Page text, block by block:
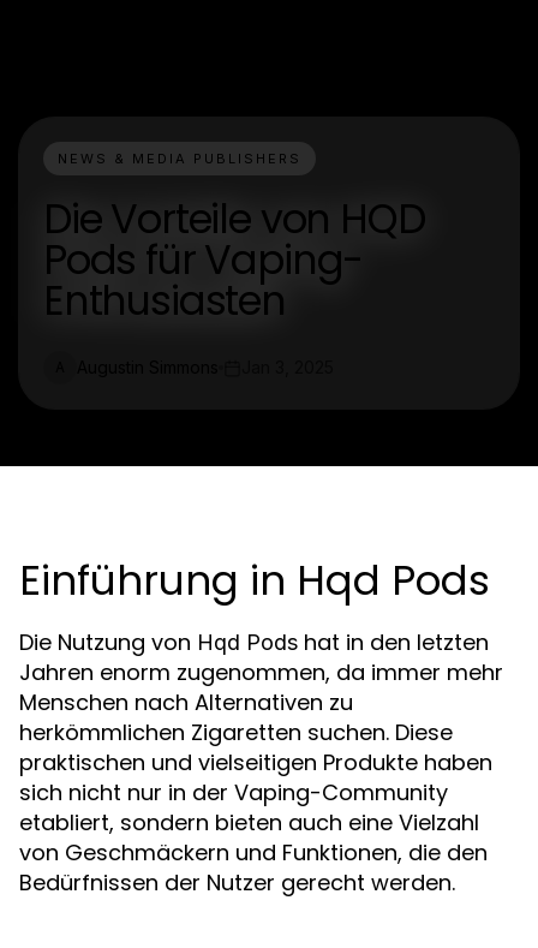
NEWS & MEDIA PUBLISHERS
Die Vorteile von HQD
Pods für Vaping-
Enthusiasten
Einführung in Hqd Pods
Die Nutzung von Hqd Pods hat in den letzten
Jahren enorm zugenommen, da immer mehr
Menschen nach Alternativen zu
herkömmlichen Zigaretten suchen. Diese
praktischen und vielseitigen Produkte haben
sich nicht nur in der Vaping-Community
etabliert, sondern bieten auch eine Vielzahl
von Geschmäckern und Funktionen, die den
Bedürfnissen der Nutzer gerecht werden.